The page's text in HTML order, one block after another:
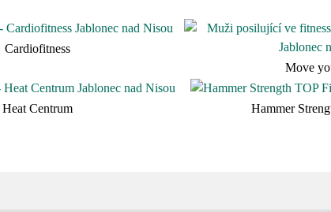
Cardiofitness
Move
Heat Centrum Hammer